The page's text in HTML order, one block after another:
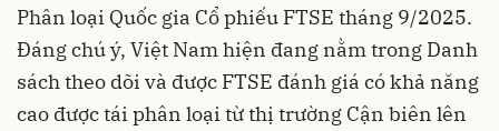
Phân loại Quốc gia Cổ phiếu FTSE tháng 9/2025.
Đáng chú ý, Việt Nam hiện đang nằm trong Danh
sách theo dõi và được FTSE đánh giá có khả năng
cao được tái phân loại từ thị trường Cận biên lên